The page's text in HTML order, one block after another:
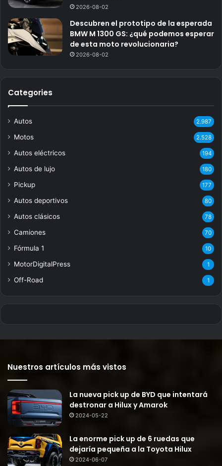
2026-08-02
Descubren el prototipo de la esperada
BMW M 1300 GS: ¿qué podemos esperar
de esta moto revolucionaria?
2026-08-02
Categories
Autos 2.987
Motos 2.528
Autos eléctricos 194
Autos de lujo 180
Pickup 177
Autos deportivos 80
Autos clásicos 78
Camiones 70
Fórmula 1 10
MotorDigitalPress 1
Off-Road 1
Nuestros artículos más vistos
La nueva pick up de BYD que intentará
destronar a Hilux y Amarok
2024-05-22
La enorme pick up de 6 ruedas que
dejaría pequeña a la Toyota Hilux
2024-06-07